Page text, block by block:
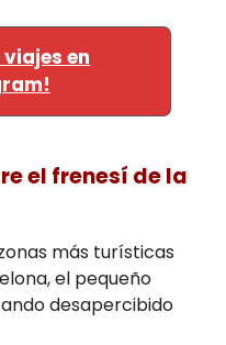
viajes en
el frenesí de la
más turísticas
el pequeño
desapercibido